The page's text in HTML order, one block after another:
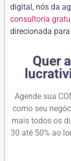
digital, nós da
consultoria
direcionada
Quer
Agende sua
como seu
mais todos os
30 até 50% ao